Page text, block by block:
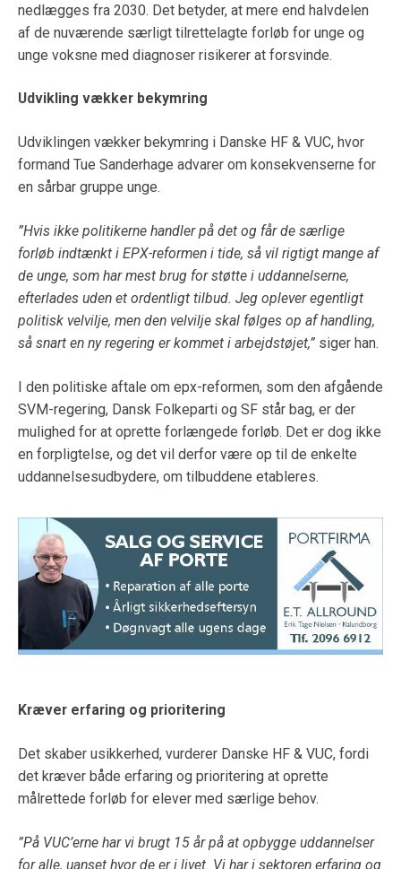
nedlægges fra 2030. Det betyder, at mere end halvdelen
af de nuværende særligt tilrettelagte forløb for unge og
unge voksne med diagnoser risikerer at forsvinde.
Udvikling vækker bekymring
Udviklingen vækker bekymring i Danske HF & VUC, hvor
formand Tue Sanderhage advarer om konsekvenserne for
en sårbar gruppe unge.
”Hvis ikke politikerne handler på det og får de særlige
forløb indtænkt i EPX-reformen i tide, så vil rigtigt mange af
de unge, som har mest brug for støtte i uddannelserne,
efterlades uden et ordentligt tilbud. Jeg oplever egentligt
politisk velvilje, men den velvilje skal følges op af handling,
så snart en ny regering er kommet i arbejdstøjet,” siger han.
I den politiske aftale om epx-reformen, som den afgående
SVM-regering, Dansk Folkeparti og SF står bag, er der
mulighed for at oprette forlængede forløb. Det er dog ikke
en forpligtelse, og det vil derfor være op til de enkelte
uddannelsesudbydere, om tilbuddene etableres.
Kræver erfaring og prioritering
Det skaber usikkerhed, vurderer Danske HF & VUC, fordi
det kræver både erfaring og prioritering at oprette
målrettede forløb for elever med særlige behov.
”På VUC’erne har vi brugt 15 år på at opbygge uddannelser
for alle, uanset hvor de er i livet. Vi har i sektoren erfaring og